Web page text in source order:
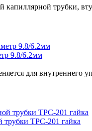
трубки,
9.8/6.2мм
для внутреннего
трубки ТРС-201 гайка